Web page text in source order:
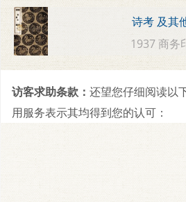
诗考 及其
1937 商务
访客求助条款： 还望您仔细阅读以
用服务表示其均得到您的认可：